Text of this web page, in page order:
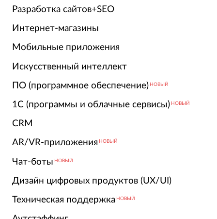
Разработка сайтов+SEO
Интернет-магазины
Мобильные приложения
Искусственный интеллект
ПО (программное обеспечение) НОВЫЙ
1С (программы и облачные сервисы) НОВЫЙ
CRM
AR/VR-приложения НОВЫЙ
Чат-боты НОВЫЙ
Дизайн цифровых продуктов (UX/UI)
Техническая поддержка НОВЫЙ